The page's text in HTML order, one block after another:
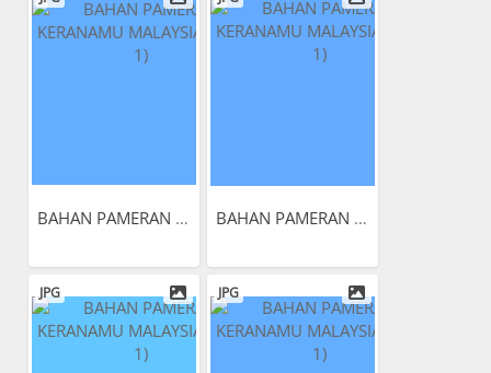
BAHAN PAMERAN KERANAMU... BAHAN PAMERAN KERANAMU...
JPG JPG